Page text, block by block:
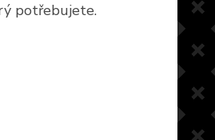
potřebujete.